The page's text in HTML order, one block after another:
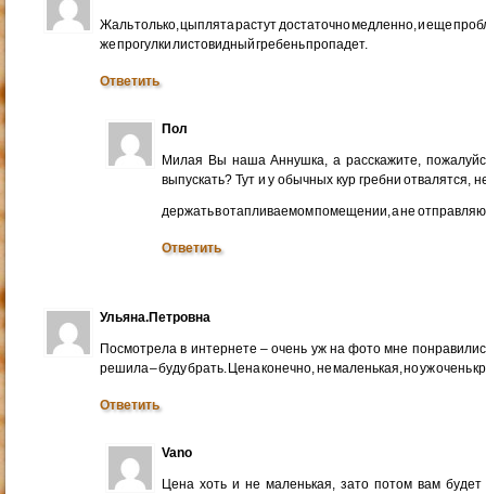
Жаль только, цыплята растут достаточно медленно, и еще
же прогулки листовидный гребень пропадет.
Ответить
Пол
Милая Вы наша Аннушка, а расскажите,
выпускать? Тут и у обычных кур гребни отвалятся,
держать в отапливаемом помещении, а не
Ответить
Ульяна.Петровна
Посмотрела в интернете – очень уж на фото мне
решила – буду брать. Цена конечно, не маленькая, но уж очень
Ответить
Vano
Цена хоть и не маленькая, зато потом вам